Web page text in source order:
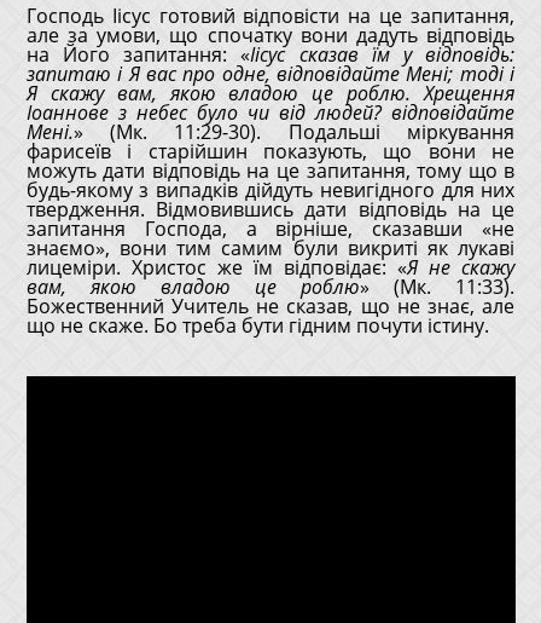
Господь Іісус готовий відповісти на це запитання,
але за умови, що спочатку вони дадуть відповідь
на Його запитання: «Іісус сказав їм у відповідь:
запитаю і Я вас про одне, відповідайте Мені; тоді і
Я скажу вам, якою владою це роблю. Хрещення
Іоаннове з небес було чи від людей? відповідайте
Мені.» (Мк. 11:29-30). Подальші міркування
фарисеїв і старійшин показують, що вони не
можуть дати відповідь на це запитання, тому що в
будь-якому з випадків дійдуть невигідного для них
твердження. Відмовившись дати відповідь на це
запитання Господа, а вірніше, сказавши «не
знаємо», вони тим самим були викриті як лукаві
лицеміри. Христос же їм відповідає: «Я не скажу
вам, якою владою це роблю» (Мк. 11:33).
Божественний Учитель не сказав, що не знає, але
що не скаже. Бо треба бути гідним почути істину.